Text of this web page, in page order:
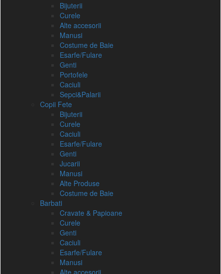
Bijuterii
Curele
Alte accesorii
Manusi
Costume de Baie
Esarfe/Fulare
Genti
Portofele
Caciuli
Sepci&Palarii
Copii Fete
Bijuterii
Curele
Caciuli
Esarfe/Fulare
Genti
Jucarii
Manusi
Alte Produse
Costume de Baie
Barbati
Cravate & Papioane
Curele
Genti
Caciuli
Esarfe/Fulare
Manusi
Alte accesorii